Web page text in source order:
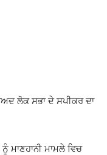
ਲੋਕ ਸਭਾ ਦੇ ਸਪੀਕਰ ਦਾ
ਮਾਣਹਾਨੀ ਮਾਮਲੇ ਵਿਚ